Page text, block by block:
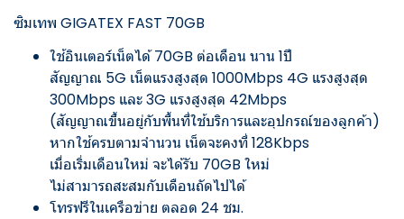
ซิมเทพ GIGATEX FAST 70GB
ใช้อินเตอร์เน็ตได้ 70GB ต่อเดือน นาน 1ปี
สัญญาณ 5G เน็ตแรงสูงสุด 1000Mbps 4G แรงสูงสุด
300Mbps และ 3G แรงสูงสุด 42Mbps
(สัญญาณขึ้นอยู่กับพื้นที่ใช้บริการและอุปกรณ์ของลูกค้า)
หากใช้ครบตามจำนวน เน็ตจะคงที่ 128Kbps
เมื่อเริ่มเดือนใหม่ จะได้รับ 70GB ใหม่
ไม่สามารถสะสมกับเดือนถัดไปได้
โทรฟรีในเครือข่าย ตลอด 24 ชม.